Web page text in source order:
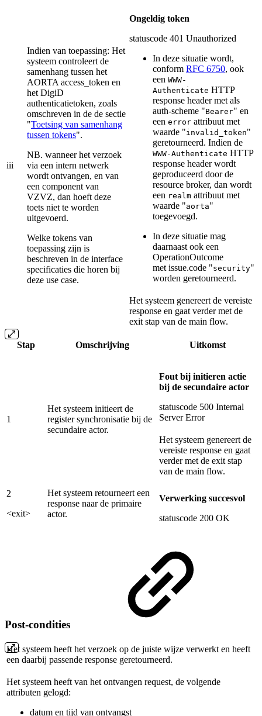
iii
Indien van toepassing: Het
systeem controleert de
samenhang tussen het
AORTA access_token en
het DigiD
authenticatietoken, zoals
omschreven in de de sectie
"Toetsing van samenhang
tussen tokens".
NB. wanneer het verzoek
via een intern netwerk
wordt ontvangen, en van
een component van
VZVZ, dan hoeft deze
toets niet te worden
uitgevoerd.
Welke tokens van
toepassing zijn is
beschreven in de interface
specificaties die horen bij
deze use case.
Ongeldig token
statuscode 401 Unauthorized
In deze situatie wordt,
conform RFC 6750, ook
een WWW-
Authenticate HTTP
response header met als
auth-scheme "Bearer" en
een error attribuut met
waarde "invalid_token"
geretourneerd. Indien de
WWW-Authenticate HTTP
response header wordt
geproduceerd door de
resource broker, dan wordt
een realm attribuut met
waarde "aorta"
toegevoegd.
In deze situatie mag
daarnaast ook een
OperationOutcome
met issue.code "security"
worden geretourneerd.
Het systeem genereert de vereiste
response en gaat verder met de
exit stap van de main flow.
Stap Omschrijving Uitkomst
1
Het systeem initieert de
register synchronisatie bij de
secundaire actor.
Fout bij initieren actie
bij de secundaire actor
statuscode 500 Internal
Server Error
Het systeem genereert de
vereiste response en gaat
verder met de exit stap
van de main flow.
2
<exit>
Het systeem retourneert een
response naar de primaire
actor.
Verwerking succesvol
statuscode 200 OK
Post-condities
Het systeem heeft het verzoek op de juiste wijze verwerkt en heeft
een daarbij passende response geretourneerd.
Het systeem heeft van het ontvangen request, de volgende
attributen gelogd:
datum en tijd van ontvangst